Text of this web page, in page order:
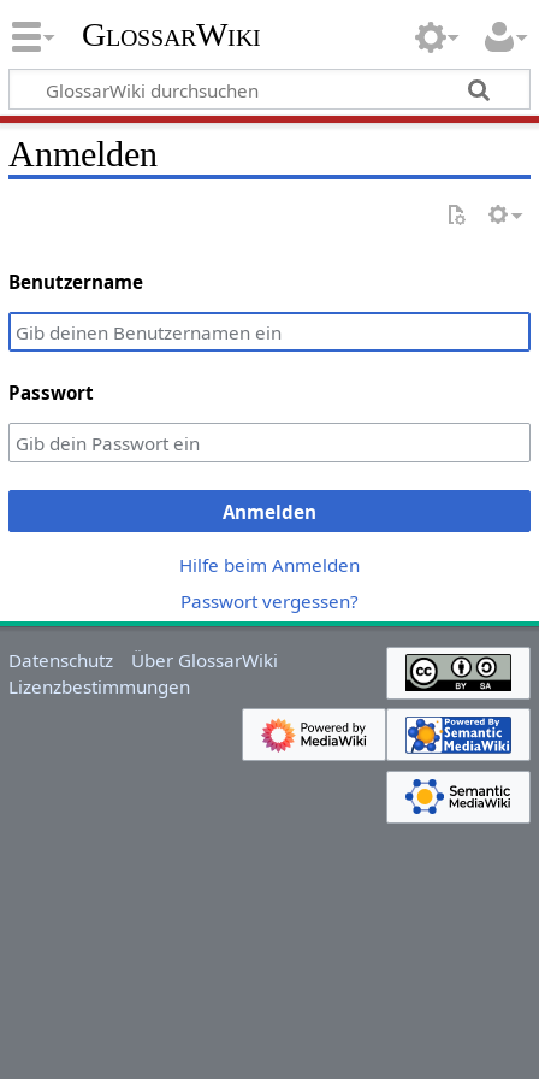
GlossarWiki
Anmelden
Benutzername
Passwort
Anmelden
Hilfe beim Anmelden
Passwort vergessen?
Datenschutz
Über GlossarWiki
Lizenzbestimmungen